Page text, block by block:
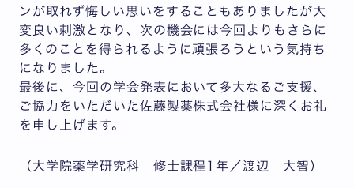
ンが取れず悔しい思いをすることもありましたが大
変良い刺激となり、次の機会には今回よりもさらに
多くのことを得られるように頑張ろうという気持ち
になりました。
最後に、今回の学会発表において多大なるご支援、
ご協力をいただいた佐藤製薬株式会社様に深くお礼
を申し上げます。
（大学院薬学研究科 修士課程1年／渡辺 大智）